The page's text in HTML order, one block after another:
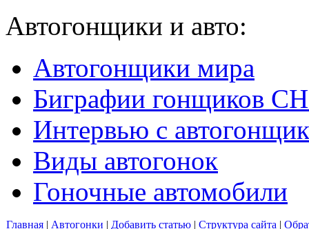
Автогонщики и авто:
Автогонщики мира
Биграфии гонщиков
Интервью с
Виды автогонок
Гоночные автомобили
Главная | Автогонки | Добавить статью | Структура сайта |